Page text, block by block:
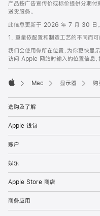
产品按广告宣传价或标价提供分期付
送货服务。
此信息更新于 2026 年 7 月 30 日。
1. 重量依配置和制造工艺的不同而可
我们会使用你所在位置，为你更快显
访问 Apple 网站时输入的位置信息，
Mac 显示器
选购及了解
Apple 钱包
账户
娱乐
Apple Store 商店
商务应用